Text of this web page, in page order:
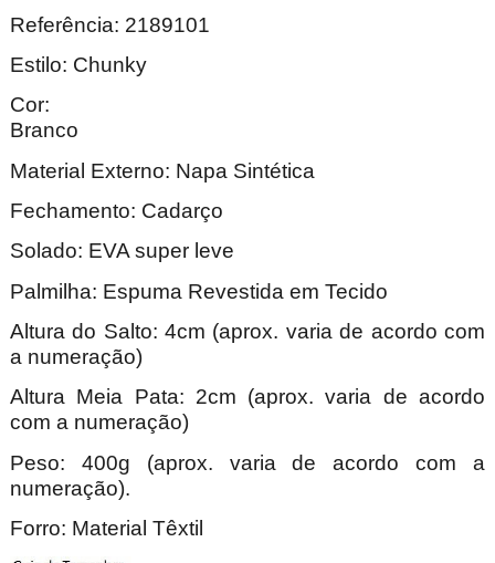
Referência: 2189101
Estilo: Chunky
Cor:
Material Externo: Napa Sintética
Fechamento: Cadarço
Solado: EVA super leve
Palmilha: Espuma Revestida em Tecido
Altura do Salto: 4cm (aprox. varia de acordo com
a numeração)
Altura Meia Pata: 2cm (aprox. varia de acordo
com a numeração)
Peso: 400g (aprox. varia de acordo com a
numeração).
Forro: Material Têxtil